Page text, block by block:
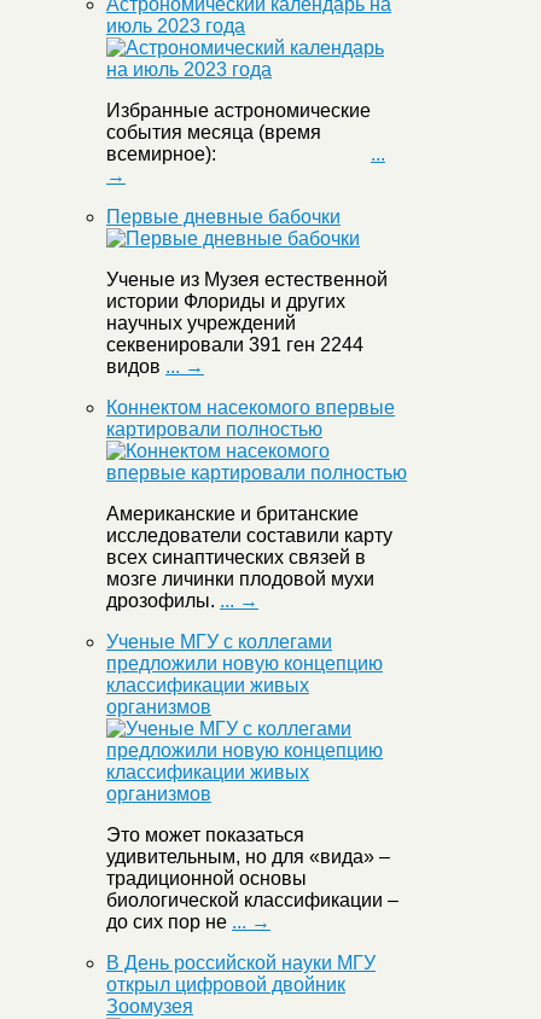
Астрономический календарь на
июль 2023 года
Избранные астрономические
события месяца (время
всемирное): ...
→
Первые дневные бабочки
Ученые из Музея естественной
истории Флориды и других
научных учреждений
секвенировали 391 ген 2244
видов ... →
Коннектом насекомого впервые
картировали полностью
Американские и британские
исследователи составили карту
всех синаптических связей в
мозге личинки плодовой мухи
дрозофилы. ... →
Ученые МГУ с коллегами
предложили новую концепцию
классификации живых
организмов
Это может показаться
удивительным, но для «вида» –
традиционной основы
биологической классификации –
до сих пор не ... →
В День российской науки МГУ
открыл цифровой двойник
Зоомузея